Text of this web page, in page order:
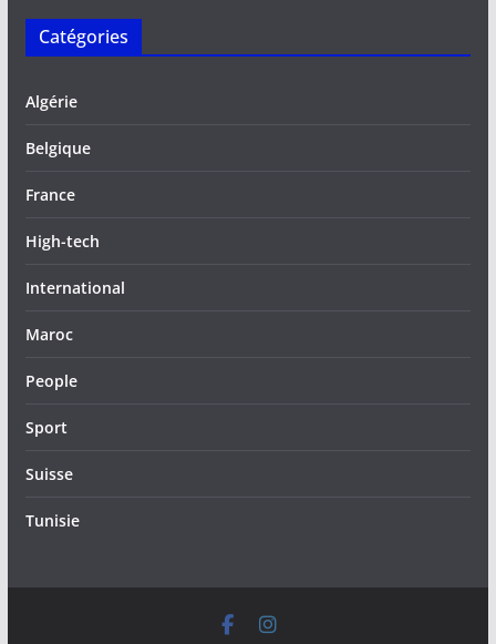
Catégories
Algérie
Belgique
France
High-tech
International
Maroc
People
Sport
Suisse
Tunisie